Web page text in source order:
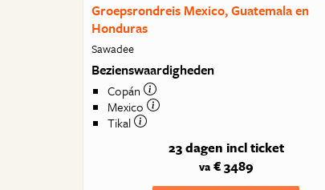
Groepsrondreis Mexico, Guatemala en
Honduras
Sawadee
Bezienswaardigheden
Copán
Mexico
Tikal
23 dagen incl ticket
va€ 3489